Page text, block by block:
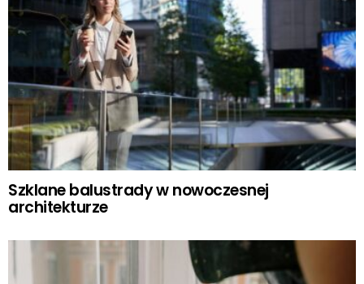
Szklane balustrady w nowoczesnej
architekturze